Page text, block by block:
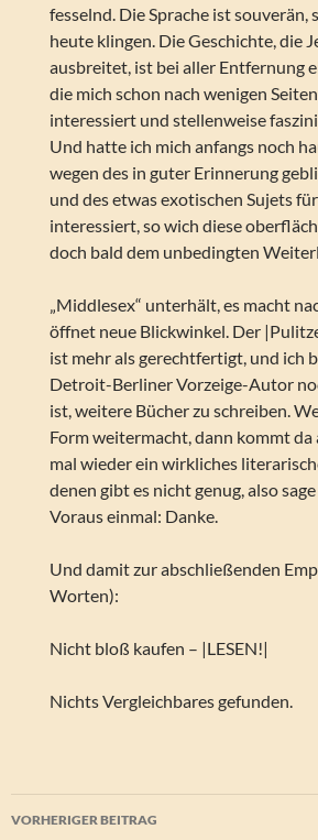
fesselnd. Die Sprache ist souverän,
heute klingen. Die Geschichte, die
ausbreitet, ist bei aller Entfernung
die mich schon nach wenigen
interessiert und stellenweise
Und hatte ich mich anfangs noch
wegen des in guter Erinnerung
und des etwas exotischen Sujets
interessiert, so wich diese
doch bald dem unbedingten
„Middlesex“ unterhält, es macht
öffnet neue Blickwinkel. Der
ist mehr als gerechtfertigt, und ich
Detroit-Berliner Vorzeige-Autor
ist, weitere Bücher zu schreiben.
Form weitermacht, dann kommt da
mal wieder ein wirkliches
denen gibt es nicht genug, also
Voraus einmal: Danke.
Und damit zur abschließenden
Worten):
Nicht bloß kaufen – |LESEN!|
Nichts Vergleichbares gefunden.
Beitragsnavigation
VORHERIGER BEITRAG